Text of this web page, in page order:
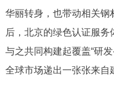
政务服务
华丽转身，也带动相关钢
后，北京的绿色认证服务
与之共同构建起覆盖“研
全球市场递出一张张来自